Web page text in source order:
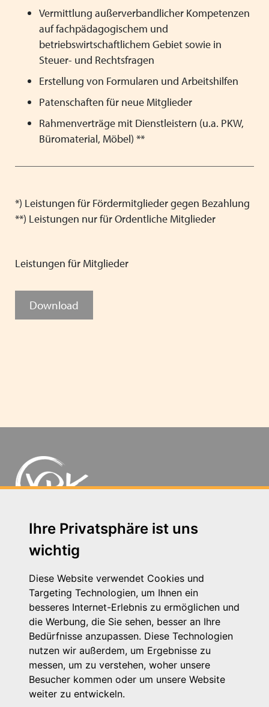
Ihre Privatsphäre ist uns
wichtig
Diese Website verwendet Cookies und
Targeting Technologien, um Ihnen ein
besseres Internet-Erlebnis zu ermöglichen und
die Werbung, die Sie sehen, besser an Ihre
Bedürfnisse anzupassen. Diese Technologien
nutzen wir außerdem, um Ergebnisse zu
messen, um zu verstehen, woher unsere
Besucher kommen oder um unsere Website
weiter zu entwickeln.
Vermittlung außerverbandlicher Kompetenzen
auf fachpädagogischem und
betriebswirtschaftlichem Gebiet sowie in
Steuer- und Rechtsfragen
Erstellung von Formularen und Arbeitshilfen
Patenschaften für neue Mitglieder
Rahmenverträge mit Dienstleistern (u.a. PKW,
Büromaterial, Möbel) **
*) Leistungen für Fördermitglieder gegen Bezahlung
**) Leistungen nur für Ordentliche Mitglieder
Leistungen für Mitglieder
Download
Schutterstraße 10 - 77746 Schutterwald
Telefon: 0781 - 9 48 21 63
E-Mail: kontakt@vpk-bw.de
Kontakt
Impressum
Datenschutzhinweis
Login